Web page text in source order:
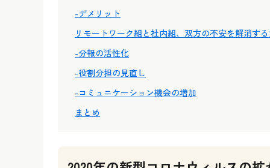
-デメリット
リモートワーク組と社内組、双方の不安を解消す
-分報の活性化
-役割分担の見直し
-コミュニケーション機会の増加
まとめ